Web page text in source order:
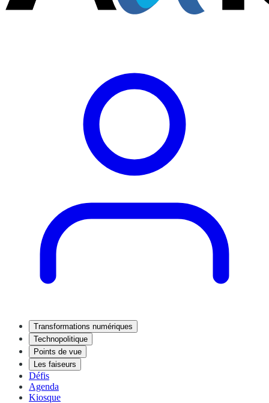
Transformations numériques
Technopolitique
Points de vue
Les faiseurs
Défis
Agenda
Kiosque